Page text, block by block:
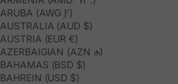
ARUBA (AWG Ƒ)
AUSTRALIA (AUD $)
AUSTRIA (EUR €)
AZERBAIGIAN (AZN ₼)
BAHAMAS (BSD $)
BAHREIN (USD $)